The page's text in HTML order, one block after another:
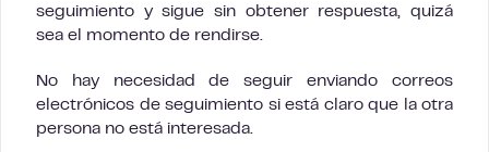
seguimiento y sigue sin obtener respuesta, quizá
sea el momento de rendirse.
No hay necesidad de seguir enviando correos
electrónicos de seguimiento si está claro que la otra
persona no está interesada.